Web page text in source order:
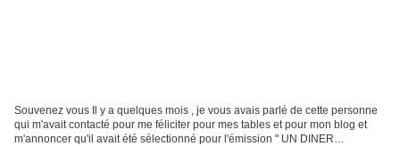
Souvenez vous Il y a quelques mois , je vous avais parlé de cette personne
qui m'avait contacté pour me féliciter pour mes tables et pour mon blog et
m'annoncer qu'il avait été sélectionné pour l'émission " UN DINER